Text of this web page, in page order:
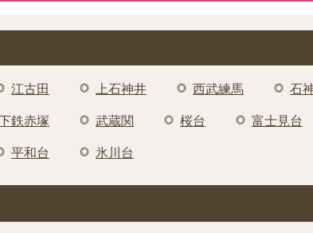
江古田 上石神井 西武練馬 石
鉄赤塚 武蔵関 桜台 富士見台
平和台 氷川台